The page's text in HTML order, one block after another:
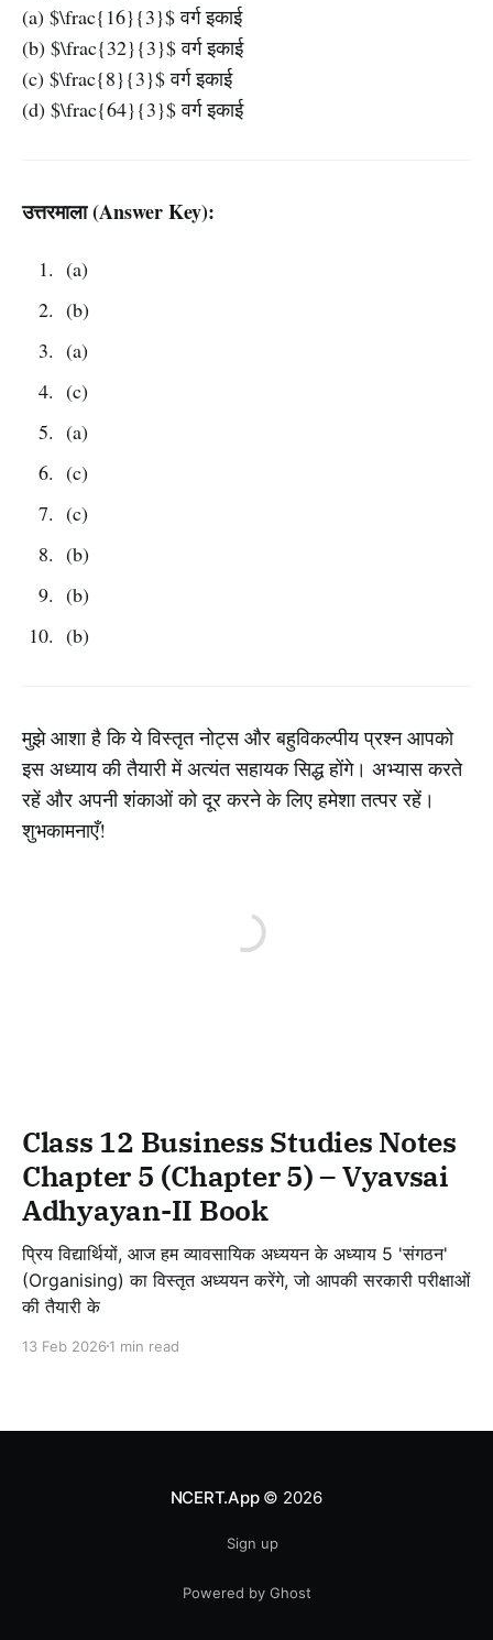
(a) $\frac{16}{3}$ वर्ग इकाई
(b) $\frac{32}{3}$ वर्ग इकाई
(c) $\frac{8}{3}$ वर्ग इकाई
(d) $\frac{64}{3}$ वर्ग इकाई
उत्तरमाला (Answer Key):
(a)
(b)
(a)
(c)
(a)
(c)
(c)
(b)
(b)
(b)
मुझे आशा है कि ये विस्तृत नोट्स और बहुविकल्पीय प्रश्न आपको
इस अध्याय की तैयारी में अत्यंत सहायक सिद्ध होंगे। अभ्यास करते
रहें और अपनी शंकाओं को दूर करने के लिए हमेशा तत्पर रहें।
शुभकामनाएँ!
Class 12 Business Studies Notes
Chapter 5 (Chapter 5) – Vyavsai
Adhyayan-II Book
प्रिय विद्यार्थियों, आज हम व्यावसायिक अध्ययन के अध्याय 5 'संगठन'
(Organising) का विस्तृत अध्ययन करेंगे, जो आपकी सरकारी परीक्षाओं
की तैयारी के
13 Feb 2026 1 min read
NCERT.App© 2026
Sign up
Powered by Ghost